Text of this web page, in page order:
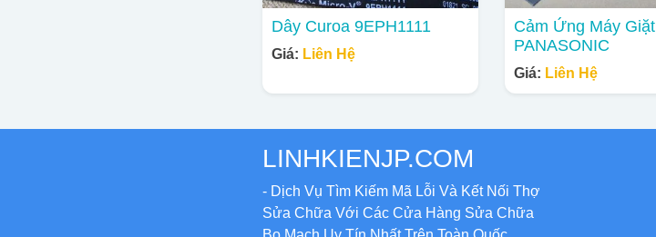
Dây Curoa 9EPH1111
Giá: Liên Hệ
Cảm Ứng Máy Giặt
PANASONIC
Giá: Liên Hệ
LINHKIENJP.COM
- Dịch Vụ Tìm Kiếm Mã Lỗi Và Kết Nối Thợ
Sửa Chữa Với Các Cửa Hàng Sửa Chữa